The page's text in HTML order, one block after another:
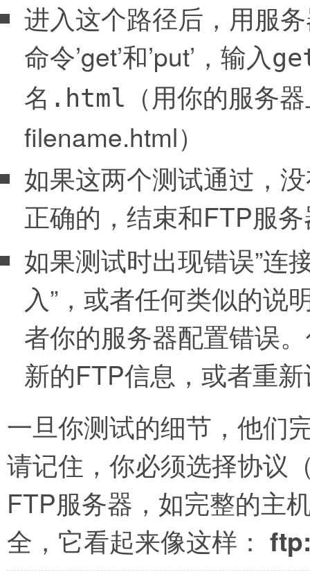
进入这个路径后，用服
命令’get’和’put’，输入
名.html
（用你的服务
filename.html）
如果这两个测试通过，
正确的，结束和FTP服
如果测试时出现错误”连
入”，或者任何类似的说
者你的服务器配置错误
新的FTP信息，或者重
一旦你测试的细节，他们
请记住，你必须选择协议
FTP服务器，如完整的主
全，它看起来像这样：